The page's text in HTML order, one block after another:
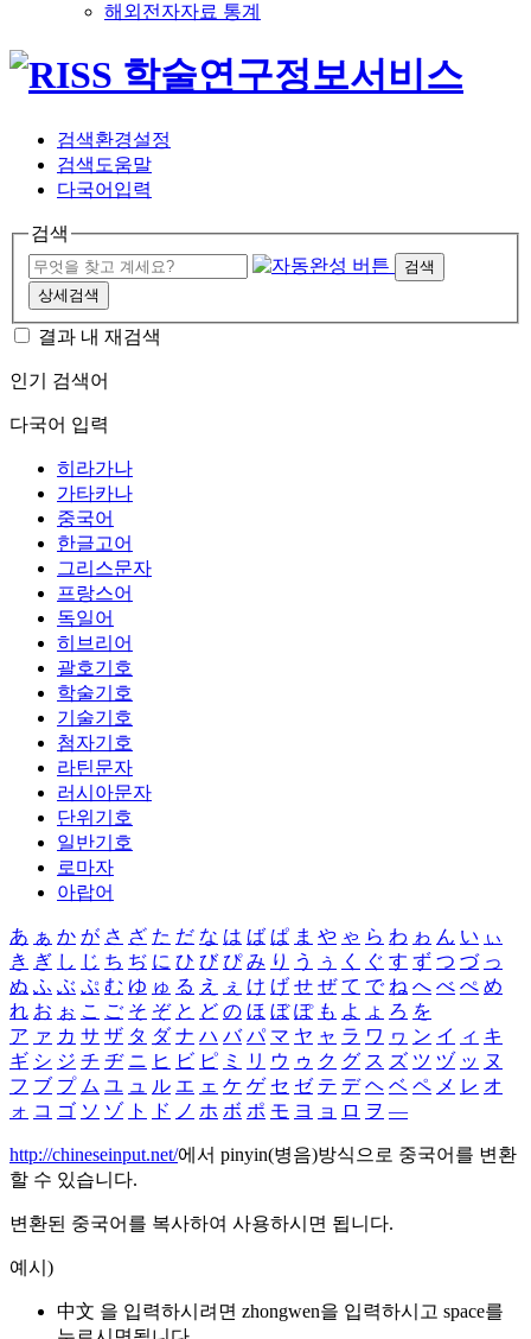
해외전자자료 통계
검색환경설정
검색도움말
다국어입력
검색
검색
상세검색
결과 내 재검색
인기 검색어
다국어 입력
히라가나
가타카나
중국어
한글고어
그리스문자
프랑스어
독일어
히브리어
괄호기호
학술기호
기술기호
첨자기호
라틴문자
러시아문자
단위기호
일반기호
로마자
아랍어
あ ぁ か が さ ざ た だ な は ば ぱ ま や ゃ ら わ ゎ ん い ぃ
き ぎ し じ ち ぢ に ひ び ぴ み り う ぅ く ぐ す ず つ づ っ
ぬ ふ ぶ ぷ む ゆ ゅ る え ぇ け げ せ ぜ て で ね へ べ ぺ め
れ お ぉ こ ご そ ぞ と ど の ほ ぼ ぽ も よ ょ ろ を
ア ァ カ サ ザ タ ダ ナ ハ バ パ マ ヤ ャ ラ ワ ヮ ン イ ィ キ
ギ シ ジ チ ヂ ニ ヒ ビ ピ ミ リ ウ ゥ ク グ ス ズ ツ ヅ ッ ヌ
フ ブ プ ム ユ ュ ル エ ェ ケ ゲ セ ゼ テ デ ヘ ベ ペ メ レ オ
ォ コ ゴ ソ ゾ ト ド ノ ホ ボ ポ モ ヨ ョ ロ ヲ ―
http://chineseinput.net/에서 pinyin(병음)방식으로 중국어를 변환
할 수 있습니다.
변환된 중국어를 복사하여 사용하시면 됩니다.
예시)
中文 을 입력하시려면 zhongwen을 입력하시고 space를